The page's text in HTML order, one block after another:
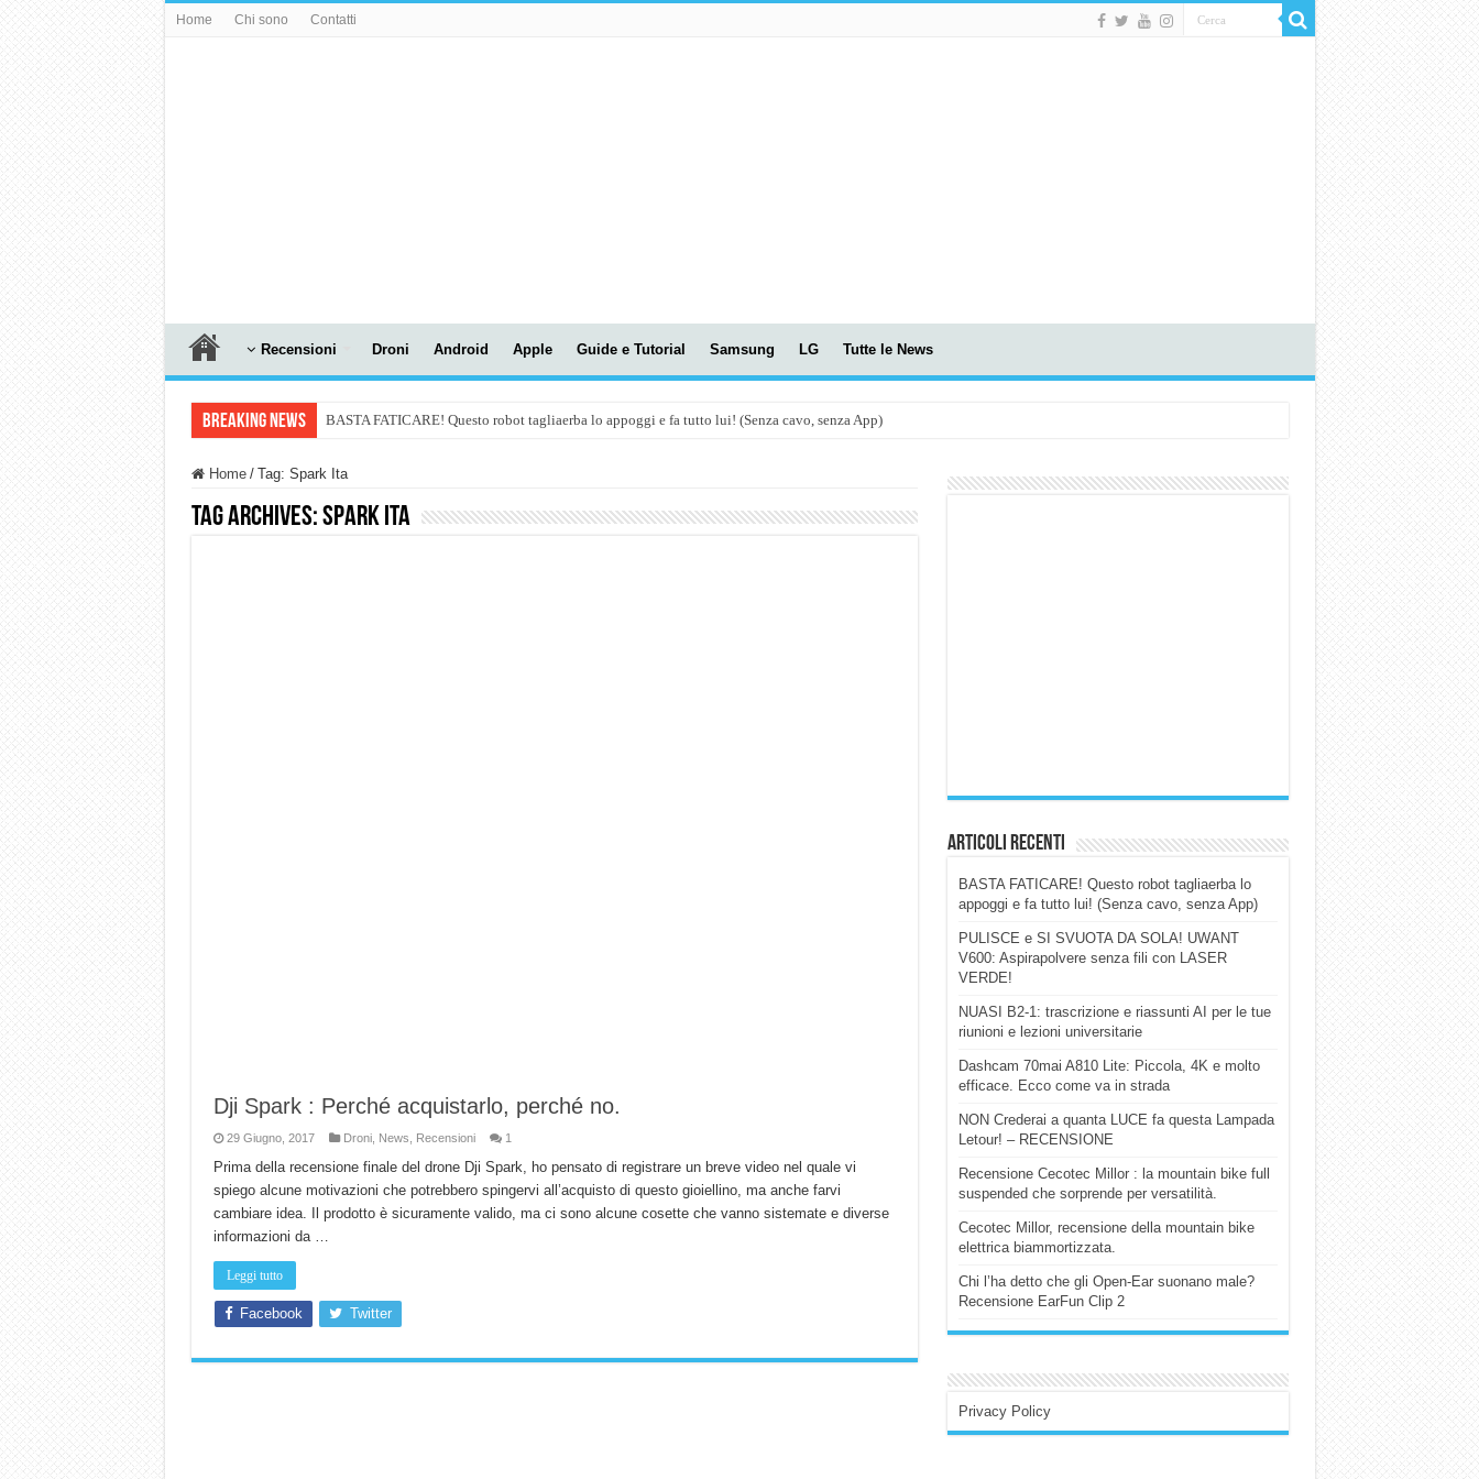
Home Chi sono Contatti
Recensioni Droni Android Apple Guide e Tutorial Samsung LG Tutte le News
Breaking News BASTA FATICARE! Questo robot tagliaerba lo appoggi e fa tutto lui! (Senza cavo, senza App)
Dashcam 70mai A810 Lite: Piccola, 4K e molto efficace. Ecco come va in strada
Home / Tag: Spark Ita
Tag Archives:Spark Ita
Dji Spark : Perché acquistarlo, perché no.
29 Giugno, 2017 Droni, News Recensioni 1
Prima della recensione finale del drone Dji Spark, ho pensato di registrare un breve video nel quale vi
spiego alcune motivazioni che potrebbero spingervi all’acquisto di questo gioiellino, ma anche farvi
cambiare idea. Il prodotto è sicuramente valido, ma ci sono alcune cosette che vanno sistemate e diverse
informazioni da …
Leggi tutto
Facebook Twitter
Articoli Recenti
BASTA FATICARE! Questo robot tagliaerba lo
appoggi e fa tutto lui! (Senza cavo, senza App)
PULISCE e SI SVUOTA DA SOLA! UWANT
V600: Aspirapolvere senza fili con LASER
VERDE!
NUASI B2-1: trascrizione e riassunti AI per le tue
riunioni e lezioni universitarie
Dashcam 70mai A810 Lite: Piccola, 4K e molto
efficace. Ecco come va in strada
NON Crederai a quanta LUCE fa questa Lampada
Letour! – RECENSIONE
Recensione Cecotec Millor : la mountain bike full
suspended che sorprende per versatilità.
Cecotec Millor, recensione della mountain bike
elettrica biammortizzata.
Chi l’ha detto che gli Open-Ear suonano male?
Recensione EarFun Clip 2
Privacy Policy